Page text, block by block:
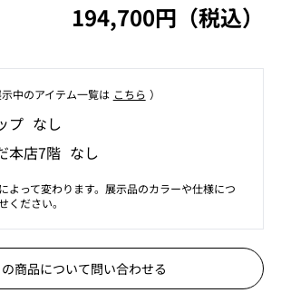
194,700円（税込）
中のアイテム⼀覧は こちら ）
プ なし
本店7階 なし
よって変わります。展示品のカラーや仕様につ
ください。
の商品について問い合わせる